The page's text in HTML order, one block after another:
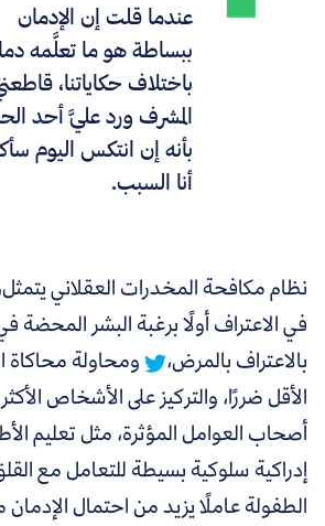
عندما قلت إن الإدمان
ببساطة هو ما تعلَّمه
باختلاف حكاياتنا، قاطعني
المشرف ورد عليَّ أحد
بأنه إن انتكس اليوم
أنا السبب.
نظام مكافحة المخدرات العقلاني يتمثل،
في الاعتراف أولًا برغبة البشر المحضة في
بالاعتراف بالمرض،
ومحاولة محاكاة
الأقل ضررًا، والتركيز على الأشخاص
أصحاب العوامل المؤثرة، مثل تعليم
إدراكية سلوكية بسيطة للتعامل مع
الطفولة عاملًا يزيد من احتمال الإدمان